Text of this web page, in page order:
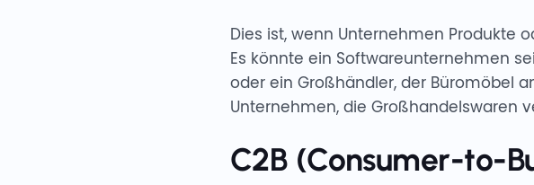
Dies ist, wenn Unternehmen Produkte
Es könnte ein Softwareunternehmen
oder ein Großhändler, der Büromöbel
Unternehmen, die Großhandelswaren
C2B (Consumer-to-